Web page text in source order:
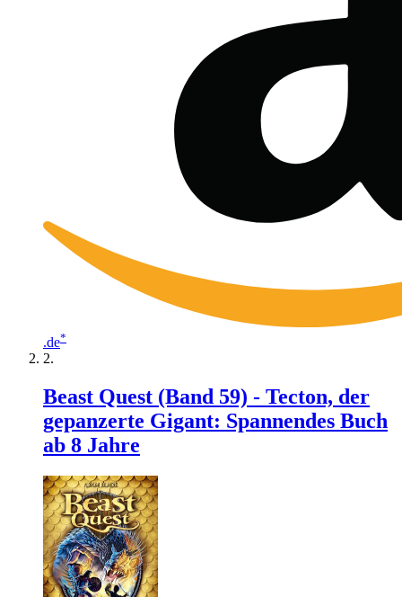
.de*
Beast Quest (Band 59) - Tecton, der
gepanzerte Gigant: Spannendes Buch
ab 8 Jahre